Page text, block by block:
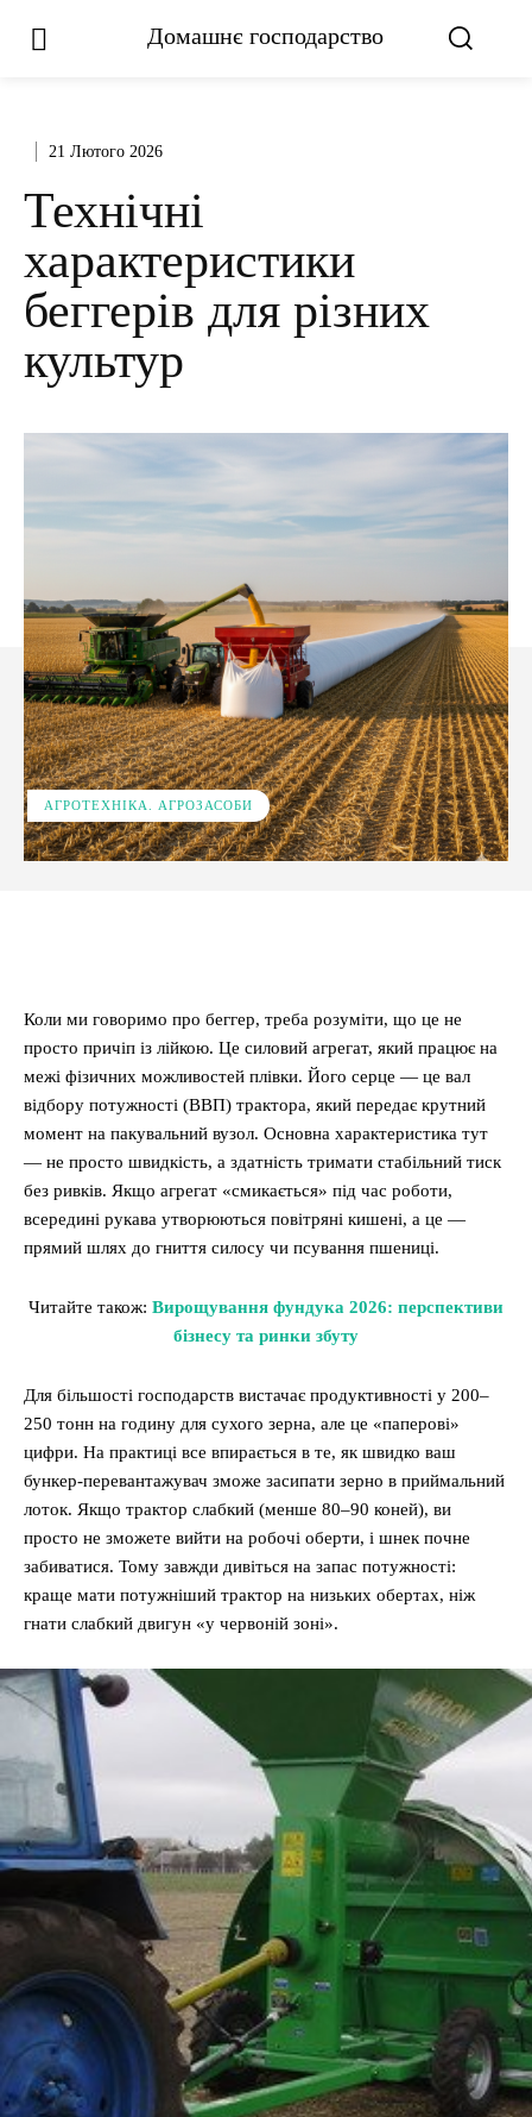
Домашнє господарство
21 Лютого 2026
Технічні
характеристики
беггерів для різних
культур
АГРОТЕХНІКА. АГРОЗАСОБИ
Коли ми говоримо про беггер, треба розуміти, що це не
просто причіп із лійкою. Це силовий агрегат, який працює на
межі фізичних можливостей плівки. Його серце — це вал
відбору потужності (ВВП) трактора, який передає крутний
момент на пакувальний вузол. Основна характеристика тут
— не просто швидкість, а здатність тримати стабільний тиск
без ривків. Якщо агрегат «смикається» під час роботи,
всередині рукава утворюються повітряні кишені, а це —
прямий шлях до гниття силосу чи псування пшениці.
Читайте також: Вирощування фундука 2026: перспективи
бізнесу та ринки збуту
Для більшості господарств вистачає продуктивності у 200–
250 тонн на годину для сухого зерна, але це «паперові»
цифри. На практиці все впирається в те, як швидко ваш
бункер-перевантажувач зможе засипати зерно в приймальний
лоток. Якщо трактор слабкий (менше 80–90 коней), ви
просто не зможете вийти на робочі оберти, і шнек почне
забиватися. Тому завжди дивіться на запас потужності:
краще мати потужніший трактор на низьких обертах, ніж
гнати слабкий двигун «у червоній зоні».